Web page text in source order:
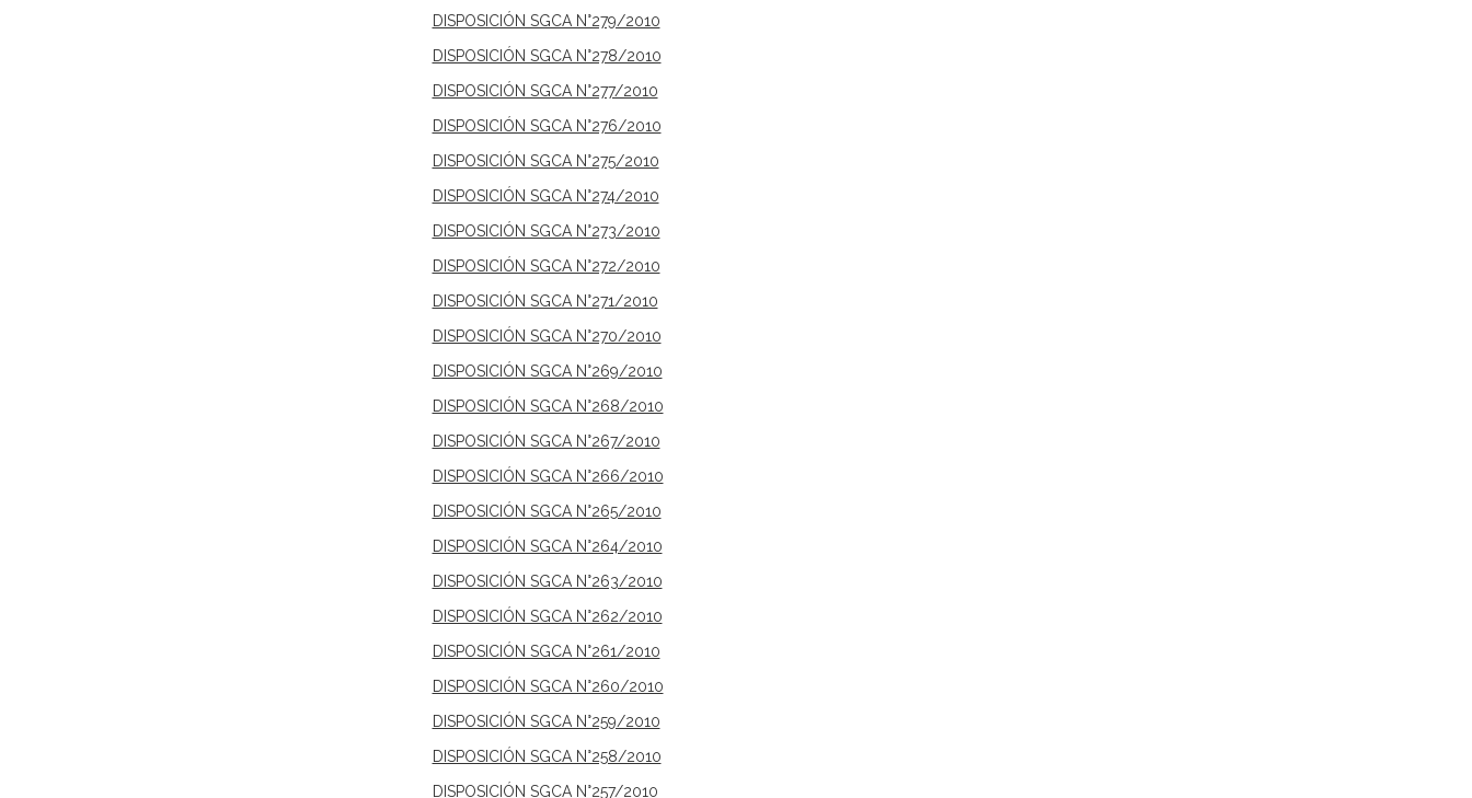
DISPOSICIÓN SGCA N°279/2010
DISPOSICIÓN SGCA N°278/2010
DISPOSICIÓN SGCA N°277/2010
DISPOSICIÓN SGCA N°276/2010
DISPOSICIÓN SGCA N°275/2010
DISPOSICIÓN SGCA N°274/2010
DISPOSICIÓN SGCA N°273/2010
DISPOSICIÓN SGCA N°272/2010
DISPOSICIÓN SGCA N°271/2010
DISPOSICIÓN SGCA N°270/2010
DISPOSICIÓN SGCA N°269/2010
DISPOSICIÓN SGCA N°268/2010
DISPOSICIÓN SGCA N°267/2010
DISPOSICIÓN SGCA N°266/2010
DISPOSICIÓN SGCA N°265/2010
DISPOSICIÓN SGCA N°264/2010
DISPOSICIÓN SGCA N°263/2010
DISPOSICIÓN SGCA N°262/2010
DISPOSICIÓN SGCA N°261/2010
DISPOSICIÓN SGCA N°260/2010
DISPOSICIÓN SGCA N°259/2010
DISPOSICIÓN SGCA N°258/2010
DISPOSICIÓN SGCA N°257/2010